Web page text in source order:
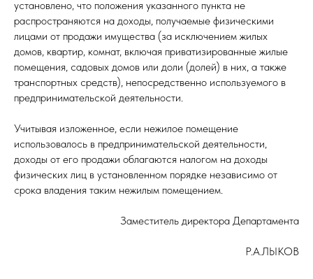
установлено, что положения указанного пункта не
распространяются на доходы, получаемые физическими
лицами от продажи имущества (за исключением жилых
домов, квартир, комнат, включая приватизированные жилые
помещения, садовых домов или доли (долей) в них, а также
транспортных средств), непосредственно используемого в
предпринимательской деятельности.
Учитывая изложенное, если нежилое помещение
использовалось в предпринимательской деятельности,
доходы от его продажи облагаются налогом на доходы
физических лиц в установленном порядке независимо от
срока владения таким нежилым помещением.
Заместитель директора Департамента
Р.А.ЛЫКОВ